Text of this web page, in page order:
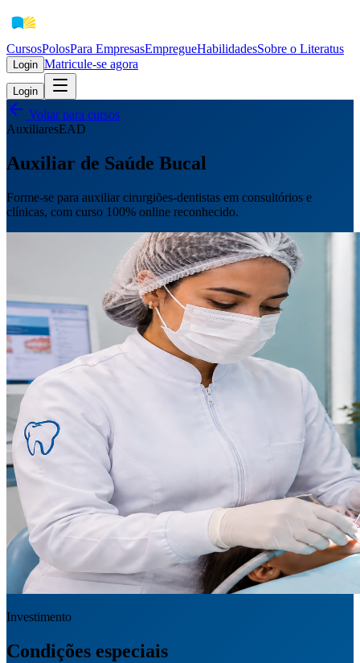
CursosPolosPara EmpresasEmpregueHabilidadesSobre o Literatus
Login Matricule-se agora
Login
Voltar para cursos
AuxiliaresEAD
Auxiliar de Saúde Bucal
Forme-se para auxiliar cirurgiões-dentistas em consultórios e
clínicas, com curso 100% online reconhecido.
Investimento
Condições especiais